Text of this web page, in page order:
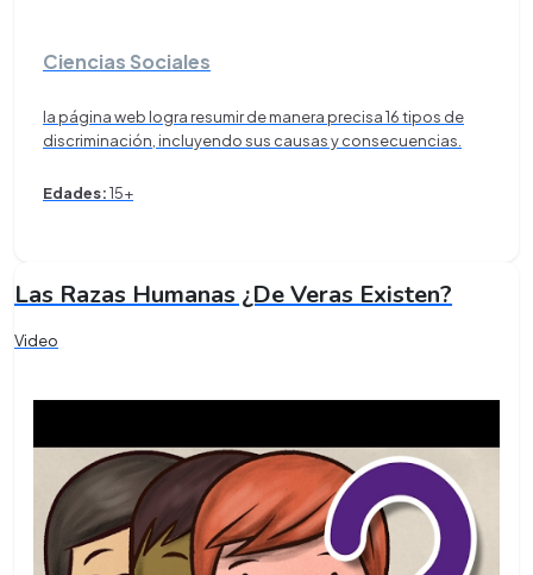
Ciencias Sociales
la página web logra resumir de manera precisa 16 tipos de
discriminación, incluyendo sus causas y consecuencias.
Edades:15+
Las Razas Humanas ¿De Veras Existen?
Video